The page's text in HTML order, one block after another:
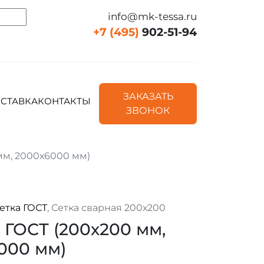
info@mk-tessa.ru
+7 (495) 902-51-94
КОНТАКТЫ
ЗАКАЗАТЬ
ЗВОНОК
2000х6000 мм)
ГОСТ, Сетка сварная 200х200
ГОСТ (200х200 мм,
мм)